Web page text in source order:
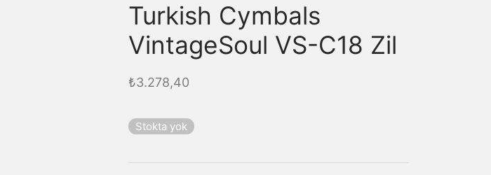
Turkish Cymbals
VintageSoul VS-C18 Zil
₺3.278,40
Stokta yok